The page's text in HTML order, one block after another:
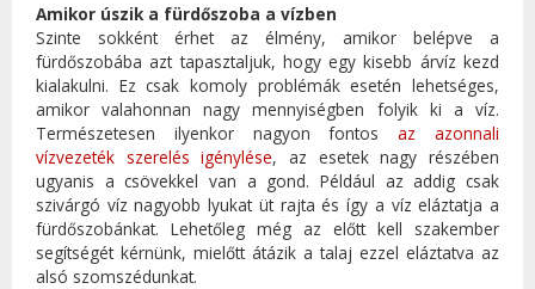
Amikor úszik a fürdőszoba a vízben
Szinte sokként érhet az élmény, amikor belépve a
fürdőszobába azt tapasztaljuk, hogy egy kisebb árvíz kezd
kialakulni. Ez csak komoly problémák esetén lehetséges,
amikor valahonnan nagy mennyiségben folyik ki a víz.
Természetesen ilyenkor nagyon fontosaz azonnali
vízvezeték szerelés igénylése, az esetek nagy részében
ugyanis a csövekkel van a gond. Például az addig csak
szivárgó víz nagyobb lyukat üt rajta és így a víz eláztatja a
fürdőszobánkat. Lehetőleg még az előtt kell szakember
segítségét kérnünk, mielőtt átázik a talaj ezzel eláztatva az
alsó szomszédunkat.